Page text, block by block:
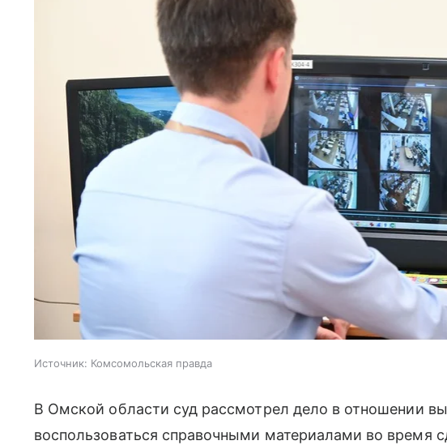
Источник: Комсомольская правда
В Омской области суд рассмотрел дело в отношении
воспользоваться справочными материалами во время